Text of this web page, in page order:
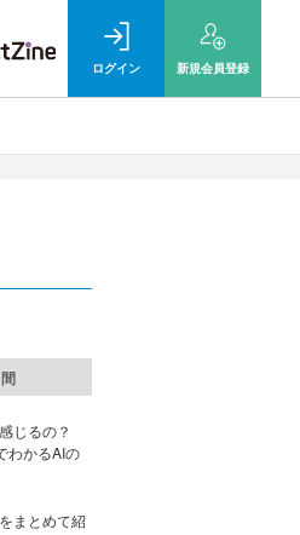
ログイン 新規会員登録
じるの？
わかるAIの
まとめて紹